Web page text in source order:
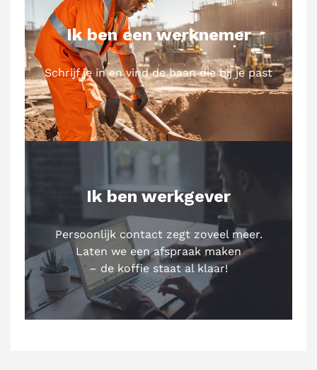
Ik ben een werknemer
Schrijf je in en vind de baan die bij je past
Ik ben werkgever
Persoonlijk contact zegt zoveel meer.
Laten we een afspraak maken
– de koffie staat al klaar!